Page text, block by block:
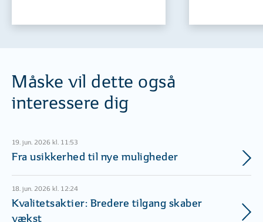
Måske vil dette også
interessere dig
19. jun. 2026 kl. 11:53
Fra usikkerhed til nye muligheder
18. jun. 2026 kl. 12:24
Kvalitetsaktier: Bredere tilgang skaber